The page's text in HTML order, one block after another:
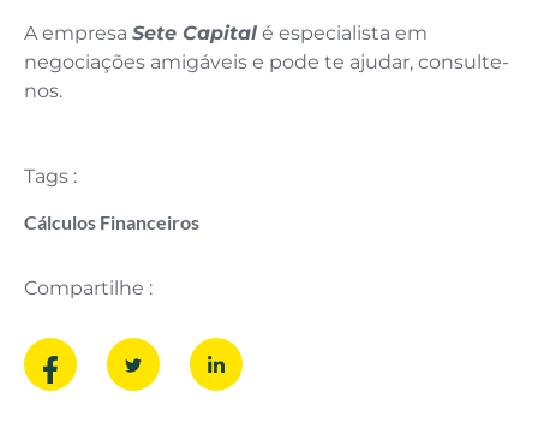
A empresa Sete Capital é especialista em
negociações amigáveis e pode te ajudar, consulte-
nos.
Tags :
Cálculos Financeiros
Compartilhe :